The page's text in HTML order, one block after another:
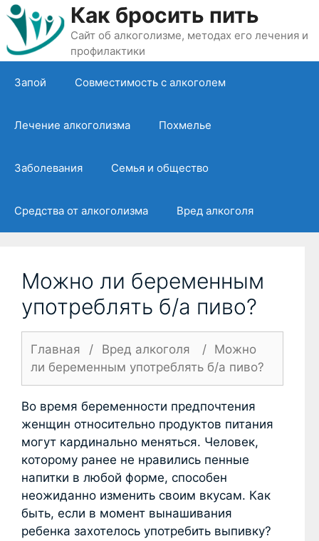
Перейти
содержимому
Как бросить пить
Сайт об алкоголизме, методах его лечения и
профилактики
Запой Совместимость с алкоголем
Лечение алкоголизма Похмелье
Заболевания Семья и общество
Средства от алкоголизма Вред алкоголя
Можно ли беременным
употреблять б/а пиво?
Главная / Вред алкоголя /
Можно
ли беременным употреблять б/а пиво?
Во время беременности предпочтения
женщин относительно продуктов питания
могут кардинально меняться. Человек,
которому ранее не нравились пенные
напитки в любой форме, способен
неожиданно изменить своим вкусам. Как
быть, если в момент вынашивания
ребенка захотелось употребить выпивку?